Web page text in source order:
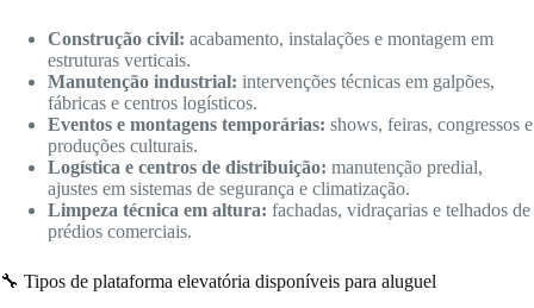
Construção civil: acabamento, instalações e montagem em
estruturas verticais.
Manutenção industrial: intervenções técnicas em galpões,
fábricas e centros logísticos.
Eventos e montagens temporárias: shows, feiras, congressos e
produções culturais.
Logística e centros de distribuição: manutenção predial,
ajustes em sistemas de segurança e climatização.
Limpeza técnica em altura: fachadas, vidraçarias e telhados de
prédios comerciais.
🔧 Tipos de plataforma elevatória disponíveis para aluguel